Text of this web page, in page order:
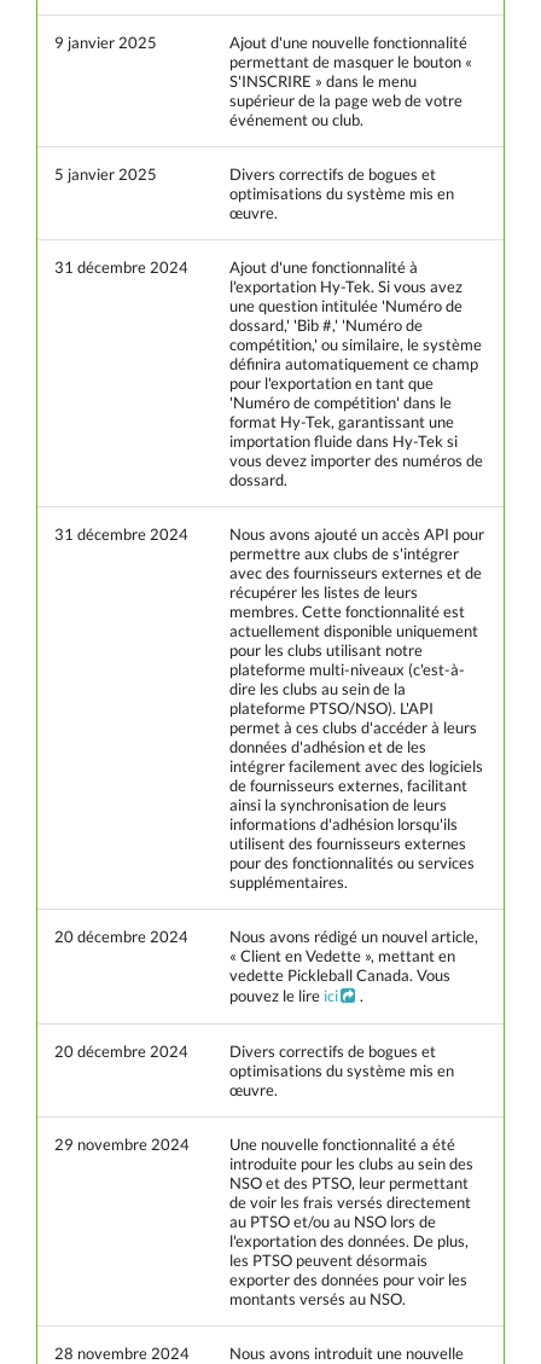
9 janvier 2025
Ajout d'une nouvelle fonctionnalité
permettant de masquer le bouton «
S'INSCRIRE » dans le menu
supérieur de la page web de votre
événement ou club.
5 janvier 2025
Divers correctifs de bogues et
optimisations du système mis en
œuvre.
31 décembre 2024
Ajout d'une fonctionnalité à
l'exportation Hy-Tek. Si vous avez
une question intitulée 'Numéro de
dossard,' 'Bib #,' 'Numéro de
compétition,' ou similaire, le système
définira automatiquement ce champ
pour l'exportation en tant que
'Numéro de compétition' dans le
format Hy-Tek, garantissant une
importation fluide dans Hy-Tek si
vous devez importer des numéros de
dossard.
31 décembre 2024
Nous avons ajouté un accès API pour
permettre aux clubs de s'intégrer
avec des fournisseurs externes et de
récupérer les listes de leurs
membres. Cette fonctionnalité est
actuellement disponible uniquement
pour les clubs utilisant notre
plateforme multi-niveaux (c'est-à-
dire les clubs au sein de la
plateforme PTSO/NSO). L'API
permet à ces clubs d'accéder à leurs
données d'adhésion et de les
intégrer facilement avec des logiciels
de fournisseurs externes, facilitant
ainsi la synchronisation de leurs
informations d'adhésion lorsqu'ils
utilisent des fournisseurs externes
pour des fonctionnalités ou services
supplémentaires.
20 décembre 2024
Nous avons rédigé un nouvel article,
« Client en Vedette », mettant en
vedette Pickleball Canada. Vous
pouvez le lire ici .
20 décembre 2024
Divers correctifs de bogues et
optimisations du système mis en
œuvre.
29 novembre 2024
Une nouvelle fonctionnalité a été
introduite pour les clubs au sein des
NSO et des PTSO, leur permettant
de voir les frais versés directement
au PTSO et/ou au NSO lors de
l'exportation des données. De plus,
les PTSO peuvent désormais
exporter des données pour voir les
montants versés au NSO.
28 novembre 2024
Nous avons introduit une nouvelle